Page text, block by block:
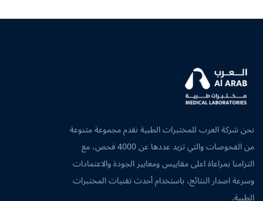
نحن شركة العرب للمختبرات الطبية نقدم مجموعة متنوعة
من الفحوصات والتي تزيد عددها عن 4000 فحص، مع
التزامنا بمراعاة اعلى مقاييس ومعايير الجودة والاعتمادات
وسرعة اصدار النتائج، باستخدام أحدث تقنيات المختبرات